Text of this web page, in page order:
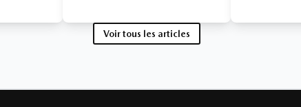
Voir tous les articles